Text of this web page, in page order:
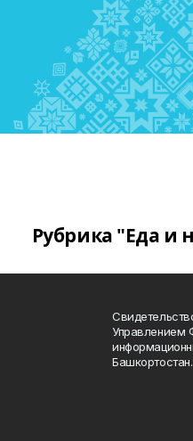
Рубрика "Еда и
Управлением